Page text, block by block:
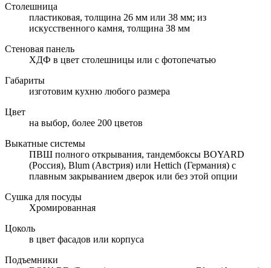
Столешница
пластиковая, толщина 26 мм или 38 мм; из
искусственного камня, толщина 38 мм
Стеновая панель
ХДФ в цвет столешницы или с фотопечатью
Габариты
изготовим кухню любого размера
Цвет
на выбор, более 200 цветов
Выкатные системы
ПВШ полного открывания, тандембоксы BOYARD
(Россия), Blum (Австрия) или Hettich (Германия) с
плавным закрыванием дверок или без этой опции
Сушка для посуды
Хромированная
Цоколь
в цвет фасадов или корпуса
Подъемники